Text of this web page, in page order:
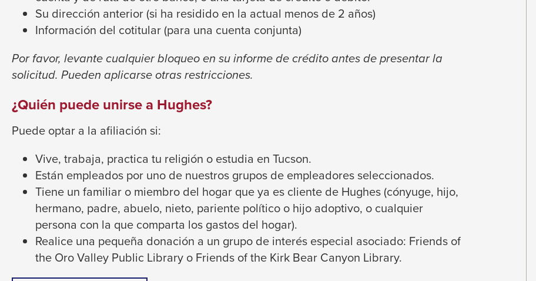
Down
arrows
will
open
level
and
toggle
through
sub
Enter
Su dirección anterior (si ha residido en la actual menos de 2 años)
Información del cotitular (para una cuenta conjunta)
Por favor, levante cualquier bloqueo en su informe de crédito antes de presentar la
solicitud. Pueden aplicarse otras restricciones.
¿Quién puede unirse a Hughes?
Puede optar a la afiliación si:
Vive, trabaja, practica tu religión o estudia en Tucson.
Están empleados por uno de nuestros grupos de empleadores seleccionados.
Tiene un familiar o miembro del hogar que ya es cliente de Hughes (cónyuge, hijo,
hermano, padre, abuelo, nieto, pariente político o hijo adoptivo, o cualquier
persona con la que comparta los gastos del hogar).
Realice una pequeña donación a un grupo de interés especial asociado: Friends of
the Oro Valley Public Library o Friends of the Kirk Bear Canyon Library.